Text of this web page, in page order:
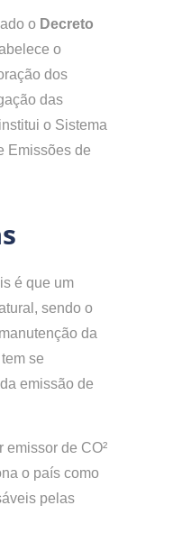
o Decreto
o
dos
das
o Sistema
Emissões de
é que um
sendo o
da
se
emissão de
emissor de CO²
o país como
pelas